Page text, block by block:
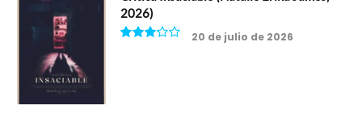
2026)
20 de julio de 2026